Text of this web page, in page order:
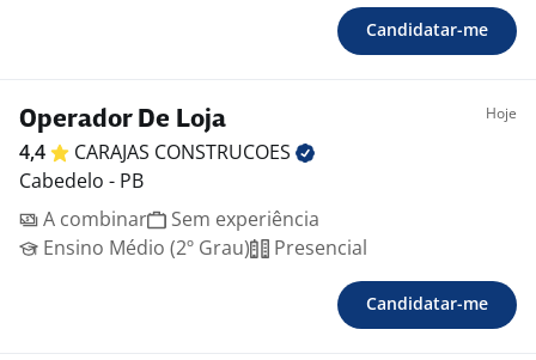
Candidatar-me
Operador De Loja Hoje
4,4 CARAJAS CONSTRUCOES
Cabedelo - PB
A combinar
Sem experiência
Ensino Médio (2º Grau)
Presencial
Candidatar-me